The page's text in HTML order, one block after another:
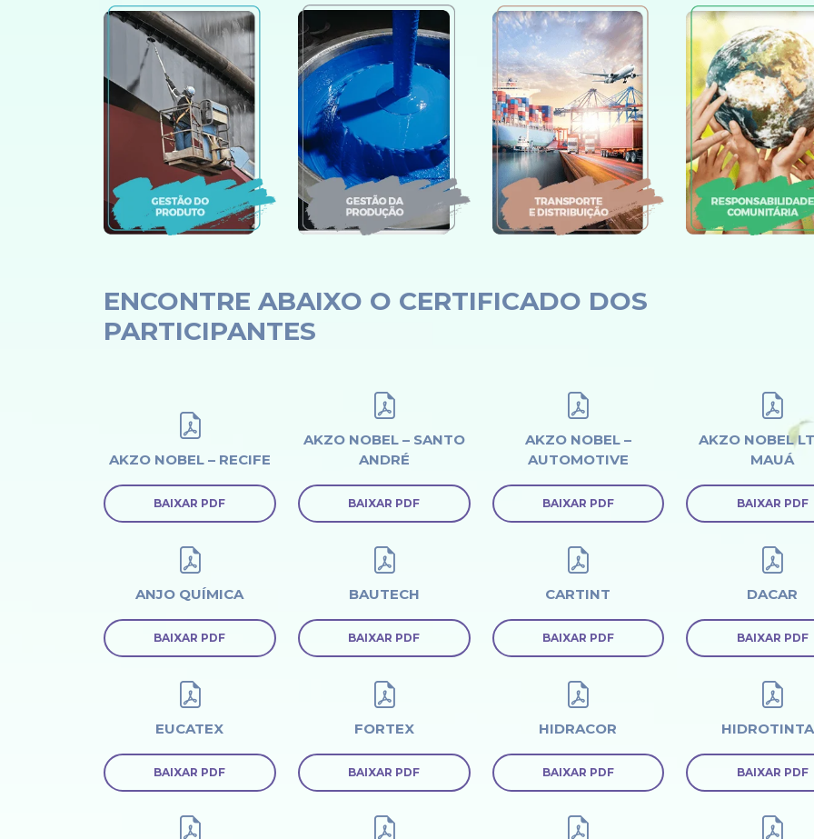
ENCONTRE ABAIXO O CERTIFICADO DOS
PARTICIPANTES
AKZO NOBEL – RECIFE
BAIXAR PDF
AKZO NOBEL – SANTO
ANDRÉ
BAIXAR PDF
AKZO NOBEL –
AUTOMOTIVE
BAIXAR PDF
AKZO NOBEL
MAUÁ
BAIXAR PDF
ANJO QUÍMICA
BAIXAR PDF
BAUTECH
BAIXAR PDF
CARTINT
BAIXAR PDF
DACAR
BAIXAR PDF
EUCATEX
BAIXAR PDF
FORTEX
BAIXAR PDF
HIDRACOR
BAIXAR PDF BAIXAR PDF